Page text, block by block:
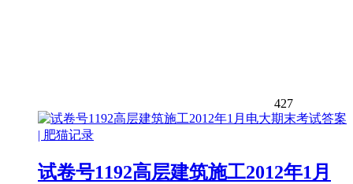
427
试卷号1192高层建筑施工2012年1月